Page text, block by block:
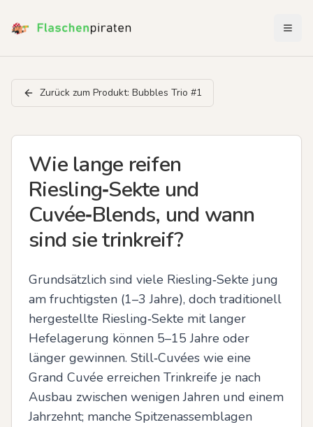
Zurück zum Produkt: Bubbles Trio #1
Wie lange reifen
Riesling‑Sekte und
Cuvée‑Blends, und wann
sind sie trinkreif?
Grundsätzlich sind viele Riesling‑Sekte jung
am fruchtigsten (1–3 Jahre), doch traditionell
hergestellte Riesling‑Sekte mit langer
Hefelagerung können 5–15 Jahre oder
länger gewinnen. Still‑Cuvées wie eine
Grand Cuvée erreichen Trinkreife je nach
Ausbau zwischen wenigen Jahren und einem
Jahrzehnt; manche Spitzenassemblagen